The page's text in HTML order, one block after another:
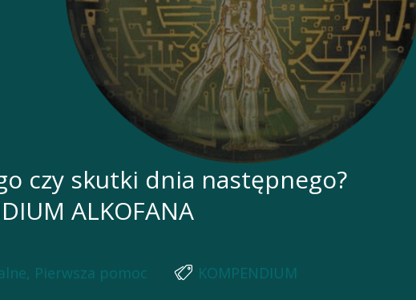
czy skutki dnia następnego?
ALKOFANA
, Pierwsza pomoc KOMPENDIUM